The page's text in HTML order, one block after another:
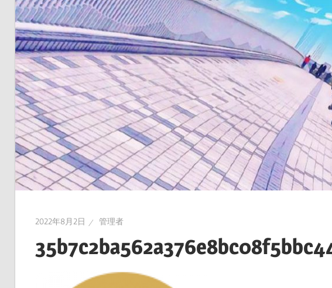
お
台
場
～
2022年8月2日 管理者